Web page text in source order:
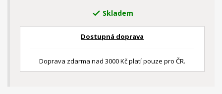
 Skladem
Dostupná doprava
Doprava zdarma nad 3000 Kč platí pouze pro ČR.